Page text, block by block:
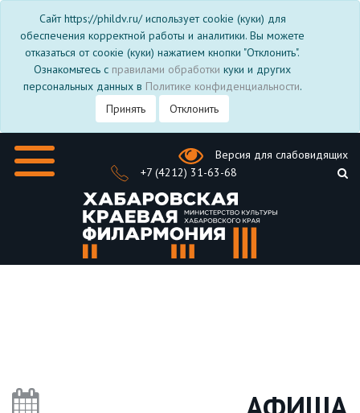
Сайт https://phildv.ru/ использует cookie (куки) для
обеспечения корректной работы и аналитики. Вы можете
отказаться от соокіе (куки) нажатием кнопки "Отклонить".
Ознакомьтесь с правилами обработки куки и других
персональных данных в Политике конфиденциальности.
Принять
Отклонить
Версия для слабовидящих
+7 (4212) 31-63-68